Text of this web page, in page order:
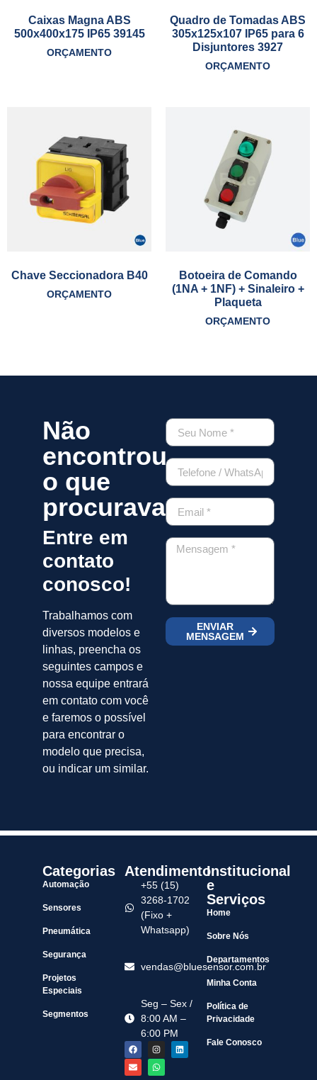
Caixas Magna ABS
500x400x175 IP65 39145
ORÇAMENTO
Quadro de Tomadas ABS
305x125x107 IP65 para 6
Disjuntores 3927
ORÇAMENTO
Chave Seccionadora B40
ORÇAMENTO
Botoeira de Comando
(1NA + 1NF) + Sinaleiro +
Plaqueta
ORÇAMENTO
Não
encontrou
o que
procurava?
Entre em
contato
conosco!
Trabalhamos com
diversos modelos e
linhas, preencha os
seguintes campos e
nossa equipe entrará
em contato com você
e faremos o possível
para encontrar o
modelo que precisa,
ou indicar um similar.
ENVIAR
MENSAGEM
Categorias
Automação
Sensores
Pneumática
Segurança
Projetos
Especiais
Segmentos
Atendimento
+55 (15)
3268-1702
(Fixo +
Whatsapp)
vendas@bluesensor.com.br
Seg – Sex /
8:00 AM –
6:00 PM
Institucional
e
Serviços
Home
Sobre Nós
Departamentos
Minha Conta
Política de
Privacidade
Fale Conosco